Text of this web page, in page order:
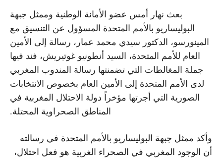
بعث نهار أمس عضو الأمانة الوطنية وممثل جبهة
البوليساريو بالأمم المتحدة المسؤول عن التنسيق مع
المينورسو، الدكتور سيدي محمد عمار، رسالة إلى الأمين
العام للأمم المتحدة، السيد أنطونيو غوتيريش، فند فيها
جملة المغالطات التي تضمنتها رسالة المندوب المغربي
لدى الأمم المتحدة إلى الأمين العام بخصوص الانتخابات
الصورية التي أجرتها مؤخراً دولة الاحتلال المغربية في
المناطق الصحراوية المحتلة.
وأكد ممثل جبهة البوليساريو بالأمم المتحدة في رسالته
أن الوجود المغربي في الصحراء الغربية هو فعل احتلال،